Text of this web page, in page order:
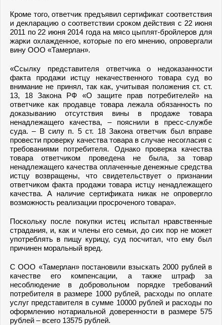
Кроме того, ответчик предъявил сертификат соответствия
и декларацию о соответствии сроком действия с 22 июня
2011 по 22 июня 2014 года на мясо цыплят-бройлеров для
жарки охлажденное, которые по его мнению, опровергали
вину ООО «Тамерлан».
«Ссылку представителя ответчика о недоказанности
факта продажи истцу некачественного товара суд во
внимание не принял, так как, учитывая положения ст. ст.
13, 18 Закона РФ «О защите прав потребителей» на
ответчике как продавце товара лежала обязанность по
доказыванию отсутствия вины в продаже товара
ненадлежащего качества, – пояснили в пресс-службе
суда. – В силу п. 5 ст. 18 Закона ответчик был вправе
провести проверку качества товара в случае несогласия с
требованиями потребителя. Однако проверка качества
товара ответчиком проведена не была, за товар
ненадлежащего качества оплаченные денежные средства
истцу возвращены, что свидетельствует о признании
ответчиком факта продажи товара истцу ненадлежащего
качества. А наличие сертификата никак не опровергло
возможность реализации просроченого товара».
Поскольку после покупки истец испытал нравственные
страдания, и, как и члены его семьи, до сих пор не может
употреблять в пищу курицу, суд посчитал, что ему был
причинен моральный вред.
С ООО «Тамерлан» постановили взыскать 2000 рублей в
качестве его компенсации, а также штраф за
несоблюдение в добровольном порядке требований
потребителя в размере 1000 рублей, расходы по оплате
услуг представителя в сумме 10000 рублей и расходы по
оформлению нотариальной доверенности в размере 575
рублей – всего 13575 рублей.